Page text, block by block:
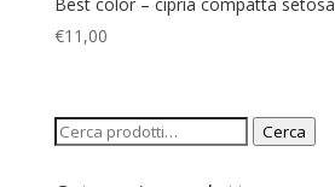
Best color – cipria compatta setosa
€11,00
Cerca: Cerca